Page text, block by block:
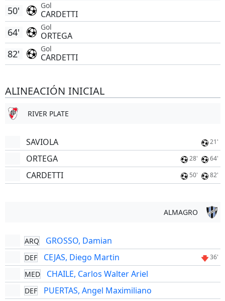
Gol
CARDETTI
50'
Gol
ORTEGA
64'
Gol
CARDETTI
82'
ALINEACIÓN INICIAL
RIVER PLATE
SAVIOLA 21'
ORTEGA 28' 64'
CARDETTI 50' 82'
ALMAGRO
ARQ GROSSO, Damian
DEF CEJAS, Diego Martin 36'
MED CHAILE, Carlos Walter Ariel
DEF PUERTAS, Angel Maximiliano